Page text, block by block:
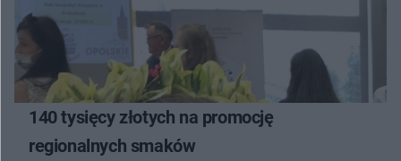
140 tysięcy złotych na promocję
regionalnych smaków